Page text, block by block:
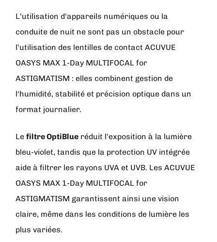
L'utilisation d'appareils numériques ou la
conduite de nuit ne sont pas un obstacle pour
l'utilisation des lentilles de contact ACUVUE
OASYS MAX 1-Day MULTIFOCAL for
ASTIGMATISM : elles combinent gestion de
l'humidité, stabilité et précision optique dans un
format journalier.
Le filtre OptiBlue réduit l'exposition à la lumière
bleu-violet, tandis que la protection UV intégrée
aide à filtrer les rayons UVA et UVB. Les ACUVUE
OASYS MAX 1-Day MULTIFOCAL for
ASTIGMATISM garantissent ainsi une vision
claire, même dans les conditions de lumière les
plus variées.